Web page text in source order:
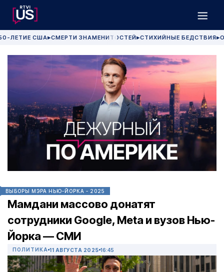
ЛЕТИЕ США▶СМЕРТИ ЗНАМЕНИТОСТЕЙ▶СТИХИЙНЫЕ БЕДСТВИЯ▶
ВЫБОРЫ МЭРА НЬЮ-ЙОРКА - 2025
Мамдани массово донатят
сотрудники Google, Meta и вузов Нью-
Йорка — СМИ
ПОЛИТИКА 11 АВГУСТА 2025 16:45